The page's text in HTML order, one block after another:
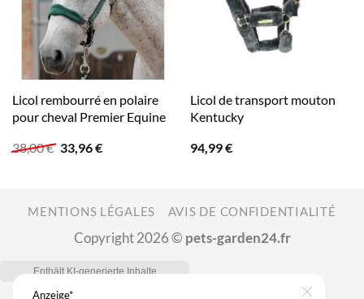
Licol rembourré en polaire
pour cheval Premier Equine
38,00€ Le
prix
33,96€Le
Licol de transport mouton
Kentucky
94,99€
MENTIONS LÉGALES AVIS DE CONFIDENTIALITÉ
Copyright 2026 © pets-garden24.fr
Anzeige*